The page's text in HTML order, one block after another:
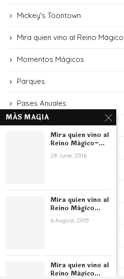
Mickey's Toontown
Mira quien vino al Reino Mágico
Momentos Mágicos
Parques
Pases Anuales
Películas
Promociones
Star Wars: Galaxy's Edge
MÁS MAGIA
Mira quien vino al
Reino Mágico~...
28 June, 2016
Mira quien vino al
Reino Mágico...
6 August, 2015
Mira quien vino al
Reino Mágico...